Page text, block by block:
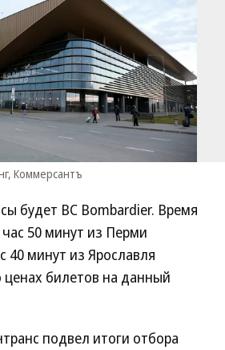
Коммерсантъ
будет ВС Bombardier. Время
50 минут из Перми
40 минут из Ярославля
билетов на данный
подвел итоги отбора